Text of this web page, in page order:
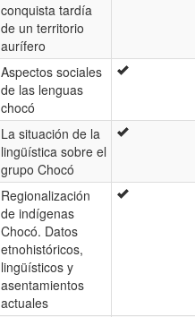
conquista tardía
de un territorio
aurífero
Aspectos sociales
de las lenguas
chocó
La situación de la
lingüística sobre el
grupo Chocó
Regionalización
de indígenas
Chocó. Datos
etnohistóricos,
lingüísticos y
asentamientos
actuales